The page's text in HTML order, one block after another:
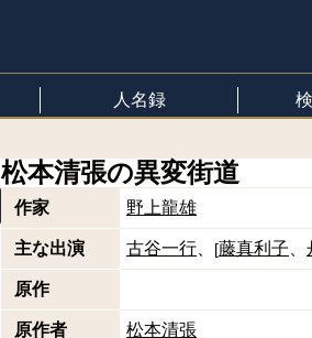
人名録
松本清張の異変街道
作家 野上龍雄
主な出演 古谷一行 [藤真利子
原作
原作者 松本清張